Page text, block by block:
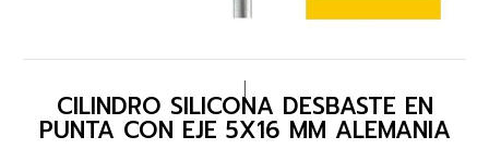
CILINDRO SILICONA DESBASTE EN
PUNTA CON EJE 5X16 MM ALEMANIA